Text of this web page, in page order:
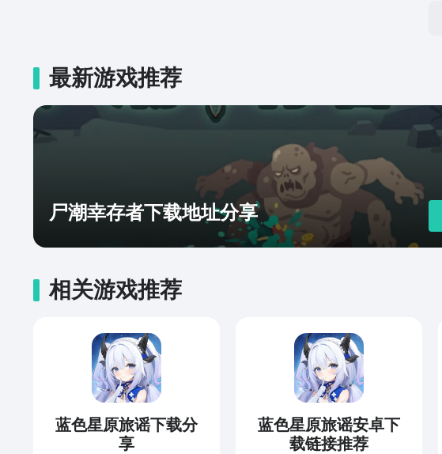
最新游戏推荐
尸潮幸存者下载地址分享
相关游戏推荐
蓝色星原旅谣下载分
享
蓝色星原旅谣安卓下
载链接推荐